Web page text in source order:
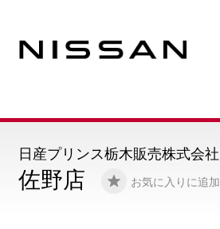
佐野店 お気に入りに追加
日産プリンス栃木販売株式会社